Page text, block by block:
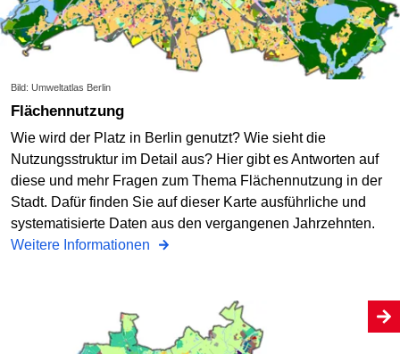
Bild: Umweltatlas Berlin
Flächennutzung
Wie wird der Platz in Berlin genutzt? Wie sieht die
Nutzungsstruktur im Detail aus? Hier gibt es Antworten auf
diese und mehr Fragen zum Thema Flächennutzung in der
Stadt. Dafür finden Sie auf dieser Karte ausführliche und
systematisierte Daten aus den vergangenen Jahrzehnten.
Weitere Informationen